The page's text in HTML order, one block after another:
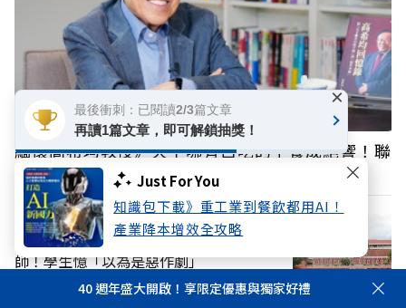
Just For You
知識包下載》重工業到餐飲都用AI！
產業降本增效全攻略
緬懷高希均教授》天下哪有白吃的午餐成絕響！聯
合報前社長張作錦還原「經典名言」由來
泰國知名中學校園槍擊悲劇：5死皆為教
師！學生憶「以為是惡作劇」
40 週年盛大開啟！享限定優惠與獨家好禮
最後衝刺：已閱讀2/3篇文章
再讀1篇文章，即可解鎖抽獎！
×